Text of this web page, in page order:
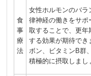
食
事
療
法
女性ホルモンのバラ
律神経の働きをサポ
取することで、更年
する効果が期待でき
ボン、ビタミンB群
積極的に摂取しまし